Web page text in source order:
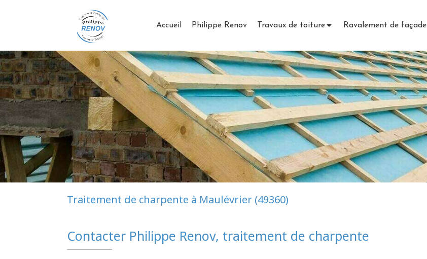
Accueil Philippe Renov Travaux de toiture Ravalement de façade
Traitement de charpente à Maulévrier (49360)
Contacter Philippe Renov, traitement de charpente